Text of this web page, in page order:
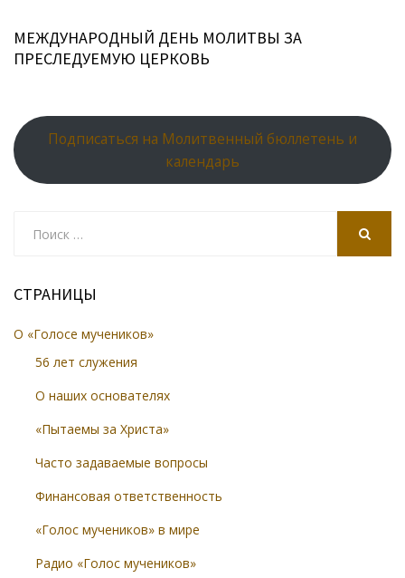
МЕЖДУНАРОДНЫЙ ДЕНЬ МОЛИТВЫ ЗА
ПРЕСЛЕДУЕМУЮ ЦЕРКОВЬ
Подписаться на Молитвенный бюллетень и
календарь
СТРАНИЦЫ
О «Голосе мучеников»
56 лет служения
О наших основателях
«Пытаемы за Христа»
Часто задаваемые вопросы
Финансовая ответственность
«Голос мучеников» в мире
Радио «Голос мучеников»